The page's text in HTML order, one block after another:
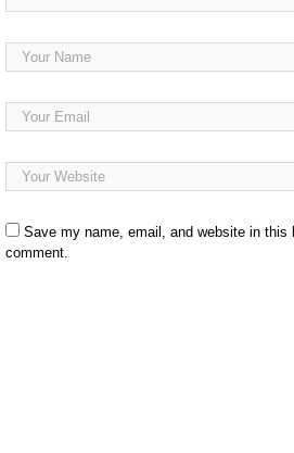
Save my name, email, and website in this
comment.